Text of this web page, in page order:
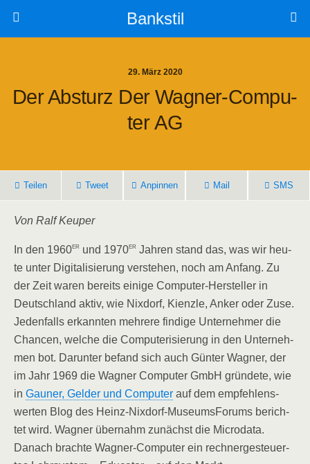
Bankstil
29. März 2020
Der Absturz Der Wag­ner-Com­pu­
Ter AG
Tei­len Tweet Anpin­nen Mail SMS
Von Ralf Keuper
In den 1960er und 1970er Jah­ren stand das, was wir heu­
te unter Digi­ta­li­sie­rung ver­ste­hen, noch am Anfang. Zu
der Zeit waren bereits eini­ge Com­pu­ter-Her­stel­ler in
Deutsch­land aktiv, wie Nix­dorf, Kienz­le, Anker oder Zuse.
Jeden­falls erkann­ten meh­re­re fin­di­ge Unter­neh­mer die
Chan­cen, wel­che die Com­pu­te­ri­sie­rung in den Unter­neh­
men bot. Dar­un­ter befand sich auch Gün­ter Wag­ner, der
im Jahr 1969 die Wag­ner Com­pu­ter GmbH grün­de­te, wie
in Gau­ner, Gel­der und Com­pu­ter auf dem emp­feh­lens­
wer­ten Blog des Heinz-Nix­dorf-Muse­ums­Fo­rums berich­
tet wird. Wag­ner über­nahm zunächst die Micro­da­ta.
Danach brach­te Wag­ner-Com­pu­ter ein rech­ner­ge­steu­er­